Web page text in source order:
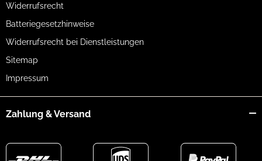
Widerrufsrecht
Batteriegesetzhinweise
Widerrufsrecht bei Dienstleistungen
Sitemap
Impressum
Zahlung & Versand